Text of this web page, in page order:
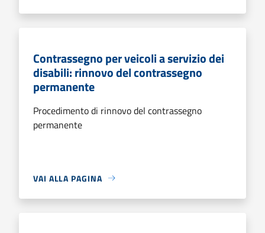
Contrassegno per veicoli a servizio dei
disabili: rinnovo del contrassegno
permanente
Procedimento di rinnovo del contrassegno
permanente
VAI ALLA PAGINA